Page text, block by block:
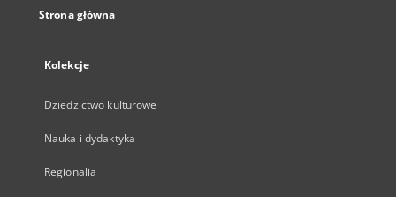
Strona główna
Kolekcje
Dziedzictwo kulturowe
Nauka i dydaktyka
Regionalia